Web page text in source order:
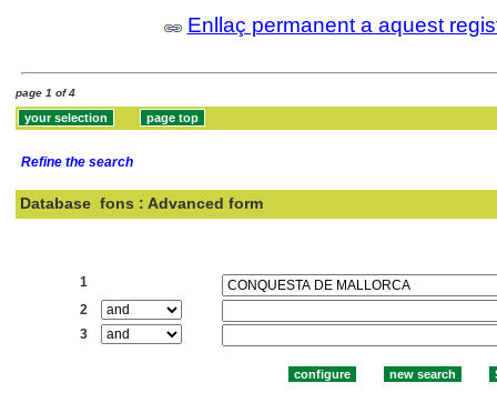
Enllaç permanent a aquest
page 1 of 4
Refine the search
Database fons : Advanced form
1
2
3